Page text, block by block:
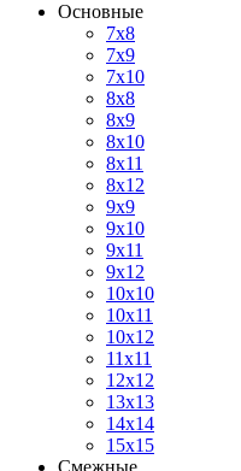
Основные
7х8
7х9
7х10
8х8
8х9
8х10
8х11
8х12
9х9
9х10
9х11
9х12
10х10
10х11
10х12
11х11
12х12
13х13
14х14
15х15